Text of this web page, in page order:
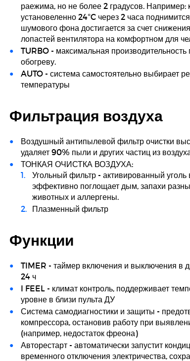
раежима, но не более 2 градусов. Например:
установеленно 24°C через 2 часа
шумового фона достигается за счет
лопастей вентилятора на комфортном для
TURBO - максимальная
обогреву.
AUTO - система самостоятельно выбирает
температуры
Фильтрация воздуха
Воздушный антипылевой фильтр очистки
удаляет 90% пыли и других частиц из
ТОНКАЯ ОЧИСТКА ВОЗДУХА:
Угольный фильтр - активированный уголь
эффективно поглощает дым, запахи
животных и аллергены.
Плазменный фильтр
Функции
TIMER - таймер включения и выключения в
24 ч
I FEEL - климат контроль, поддерживает
уровне в близи пульта ДУ
Система самодиагностики и защиты -
компрессора, остановив работу при
(например, недостаток фреона)
Авторестарт - автоматически запустит
временного отключения электричества,